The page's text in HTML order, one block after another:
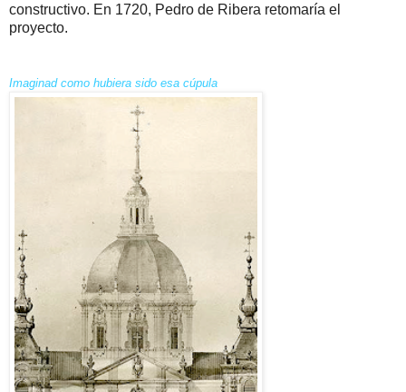
constructivo. En 1720, Pedro de Ribera retomaría el
proyecto.
Imaginad como hubiera sido esa cúpula